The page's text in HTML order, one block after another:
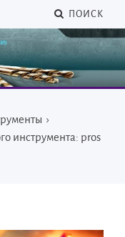
ПОИСК
›
инструмента: pros